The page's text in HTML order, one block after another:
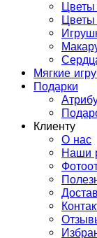
Цветы
Цветы
Мягкие
Подарки
Клиенту
О нас
Наши